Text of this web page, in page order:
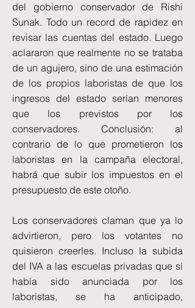
del gobierno conservador de Rishi
Sunak. Todo un record de rapidez en
revisar las cuentas del estado. Luego
aclararon que realmente no se trataba
de un agujero, sino de una estimación
de los propios laboristas de que los
ingresos del estado serían menores
que los previstos por los
conservadores. Conclusión: al
contrario de lo que prometieron los
laboristas en la campaña electoral,
habrá que subir los impuestos en el
presupuesto de este otoño.
Los conservadores claman que ya lo
advirtieron, pero los votantes no
quisieron creerles. Incluso la subida
del IVA a las escuelas privadas que sí
había sido anunciada por los
laboristas, se ha anticipado,